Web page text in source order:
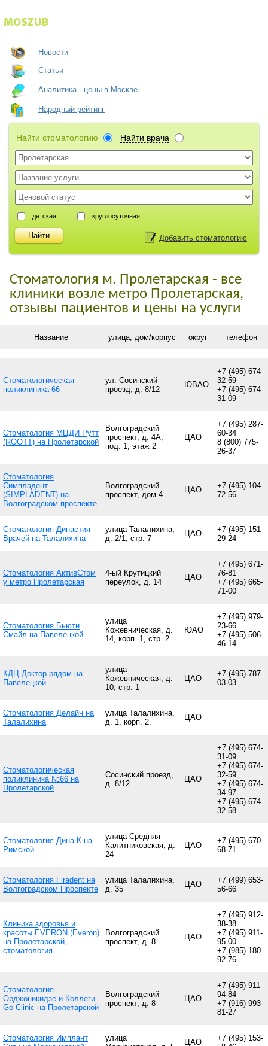
Новости
Статьи
Аналитика - цены в Москве
Народный рейтинг
Найти стоматологию Найти врача
детская круглосуточная
Добавить стоматологию
Стоматология м. Пролетарская - все
клиники возле метро Пролетарская,
отзывы пациентов и цены на услуги
Название улица, дом/корпус округ телефон
Стоматологическая
поликлиника 66
ул. Сосинский
проезд, д. 8/12
ЮВАО
+7 (495) 674-
32-59
+7 (495) 674-
31-09
Стоматология МЦДИ Рутт
(ROOTT) на Пролетарской
Волгоградский
проспект, д. 4А,
под. 1, этаж 2
ЦАО
+7 (495) 287-
60-34
8 (800) 775-
26-37
Стоматология
Симпладент
(SIMPLADENT) на
Волгоградском проспекте
Волгоградский
проспект, дом 4
ЦАО
+7 (495) 104-
72-56
Стоматология Династия
Врачей на Талалихина
улица Талалихина,
д. 2/1, стр. 7
ЦАО
+7 (495) 151-
29-24
Стоматология АктивСтом
у метро Пролетарская
4-ый Крутицкий
переулок, д. 14
ЦАО
+7 (495) 671-
76-81
+7 (495) 665-
71-00
Стоматология Бьюти
Смайл на Павелецкой
улица
Кожевническая, д.
14, корп. 1, стр. 2
ЮАО
+7 (495) 979-
23-66
+7 (495) 506-
46-14
КДЦ Доктор рядом на
Павелецкой
улица
Кожевническая, д.
10, стр. 1
ЦАО
+7 (495) 787-
03-03
Стоматология Делайн на
Талалихина
улица Талалихина,
д. 1, корп. 2.
ЦАО
Стоматологическая
поликлиника №66 на
Пролетарской
Сосинский проезд,
д. 8/12
ЦАО
+7 (495) 674-
31-09
+7 (495) 674-
32-59
+7 (495) 674-
34-97
+7 (495) 674-
32-58
Стоматология Дина-К на
Римской
улица Средняя
Калитниковская, д.
24
ЦАО
+7 (495) 670-
68-71
Стоматология Firadent на
Волгоградском Проспекте
улица Талалихина,
д. 35
ЦАО
+7 (499) 653-
56-66
Клиника здоровья и
красоты EVERON (Everon)
на Пролетарской,
стоматология
Волгоградский
проспект, д. 8
ЦАО
+7 (495) 912-
38-38
+7 (495) 911-
95-00
+7 (985) 180-
92-76
Стоматология
Орджоникидзе и Коллеги
Go Clinic на Пролетарской
Волгоградский
проспект, д. 8
ЦАО
+7 (495) 911-
94-84
+7 (916) 993-
81-27
Стоматология Имплант
улица
ЦАО
+7 (495) 153-